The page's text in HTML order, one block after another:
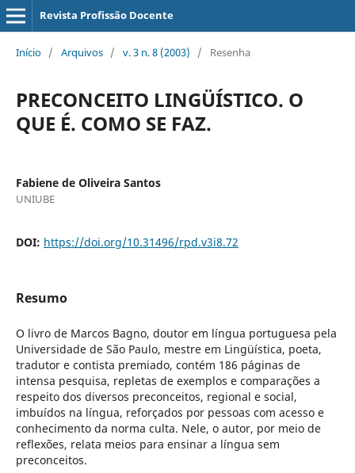
Revista Profissão Docente
Início / Arquivos / v. 3 n. 8 (2003) / Resenha
PRECONCEITO LINGÜÍSTICO. O
QUE É. COMO SE FAZ.
Fabiene de Oliveira Santos
UNIUBE
DOI: https://doi.org/10.31496/rpd.v3i8.72
Resumo
O livro de Marcos Bagno, doutor em língua portuguesa pela
Universidade de São Paulo, mestre em Lingüística, poeta,
tradutor e contista premiado, contém 186 páginas de
intensa pesquisa, repletas de exemplos e comparações a
respeito dos diversos preconceitos, regional e social,
imbuídos na língua, reforçados por pessoas com acesso e
conhecimento da norma culta. Nele, o autor, por meio de
reflexões, relata meios para ensinar a língua sem
preconceitos.